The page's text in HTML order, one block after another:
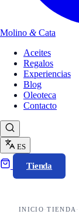
Molino &Cata
Aceites
Regalos
Experiencias
Blog
Oleoteca
Contacto
ES
Tienda
INICIO·TIENDA ·